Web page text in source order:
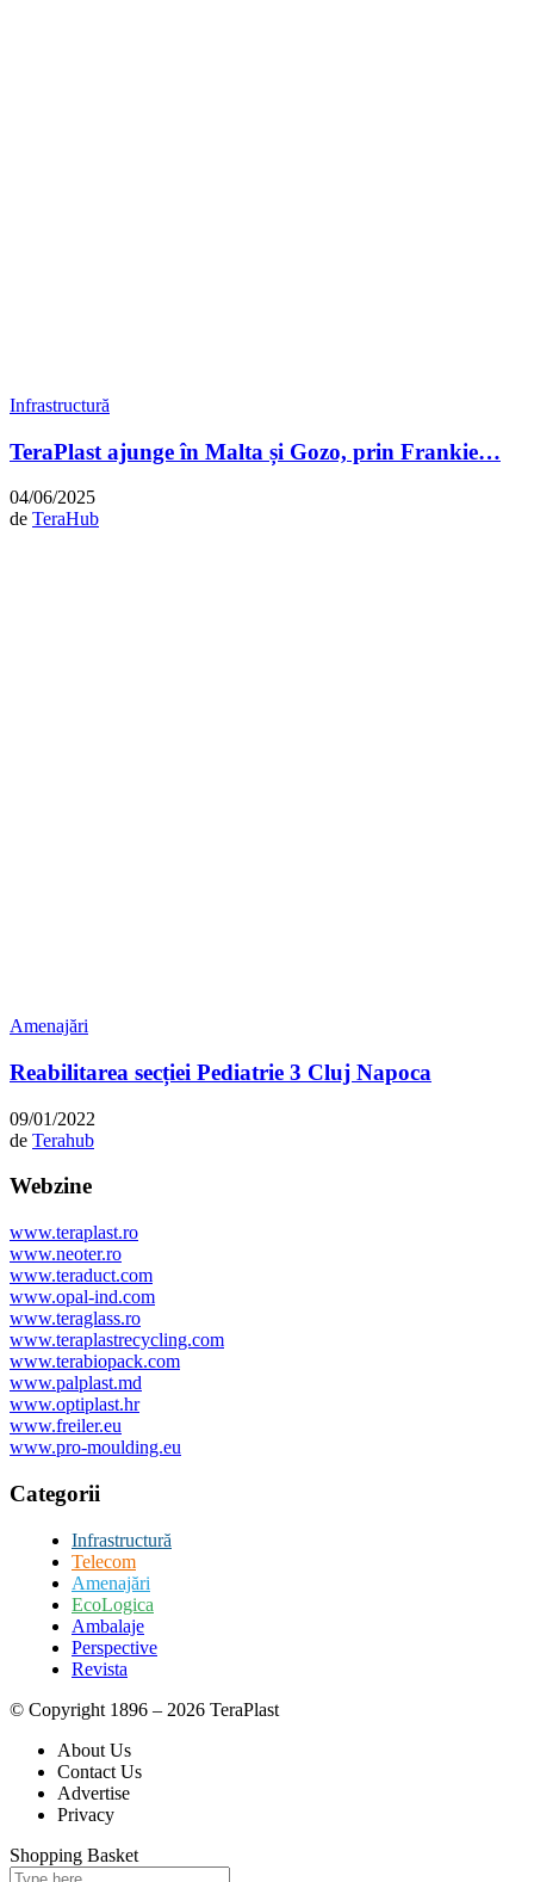
Infrastructură
TeraPlast ajunge în Malta și Gozo, prin Frankie…
04/06/2025
de TeraHub
Amenajări
Reabilitarea secției Pediatrie 3 Cluj Napoca
09/01/2022
de Terahub
Webzine
www.teraplast.ro
www.neoter.ro
www.teraduct.com
www.opal-ind.com
www.teraglass.ro
www.teraplastrecycling.com
www.terabiopack.com
www.palplast.md
www.optiplast.hr
www.freiler.eu
www.pro-moulding.eu
Categorii
Infrastructură
Telecom
Amenajări
EcoLogica
Ambalaje
Perspective
Revista
© Copyright 1896 – 2026 TeraPlast
About Us
Contact Us
Advertise
Privacy
Shopping Basket